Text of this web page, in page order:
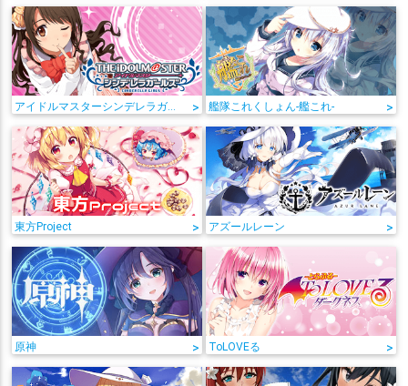
アイドルマスターシンデレラガールズ > 艦隊これくしょん-艦これ- >
東方Project > アズールレーン >
原神 > ToLOVEる >